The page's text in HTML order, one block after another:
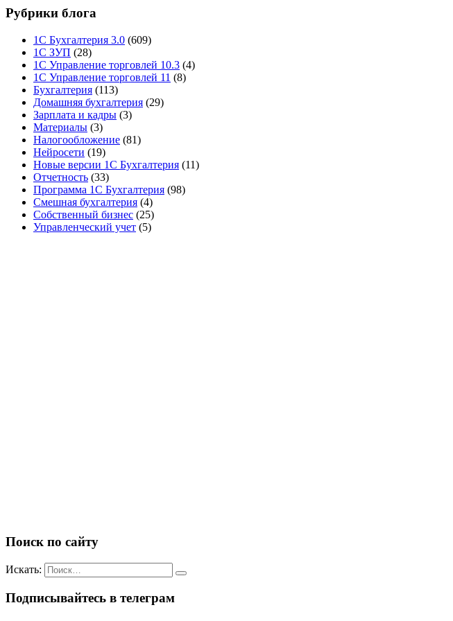
Рубрики блога
1С Бухгалтерия 3.0 (609)
1С ЗУП (28)
1С Управление торговлей 10.3 (4)
1С Управление торговлей 11 (8)
Бухгалтерия (113)
Домашняя бухгалтерия (29)
Зарплата и кадры (3)
Материалы (3)
Налогообложение (81)
Нейросети (19)
Новые версии 1С Бухгалтерия (11)
Отчетность (33)
Программа 1С Бухгалтерия (98)
Смешная бухгалтерия (4)
Собственный бизнес (25)
Управленческий учет (5)
Поиск по сайту
Искать:
Подписывайтесь в телеграм